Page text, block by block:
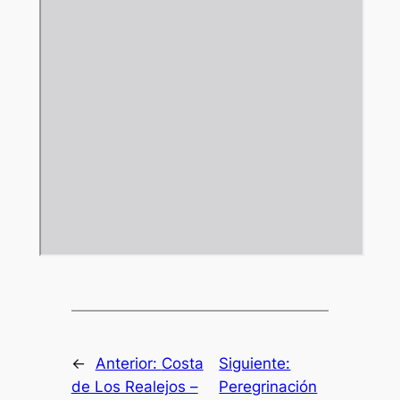
← Anterior: Costa
de Los Realejos –
Siguiente:
Peregrinación